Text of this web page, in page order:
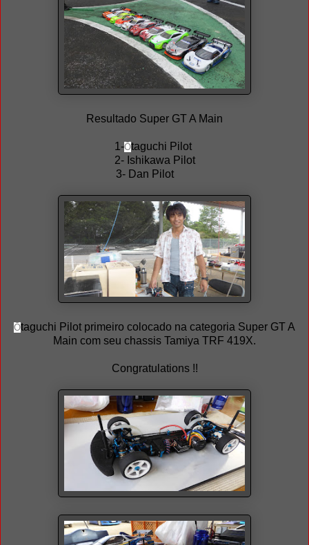
Resultado Super GT A Main
1-Ōtaguchi Pilot
2- Ishikawa Pilot
3- Dan Pilot
Ōtaguchi Pilot primeiro colocado na categoria Super GT A
Main com seu chassis Tamiya TRF 419X.
Congratulations !!